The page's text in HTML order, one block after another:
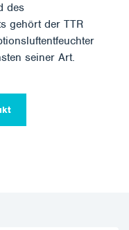
des
gehört der TTR
seiner Art.